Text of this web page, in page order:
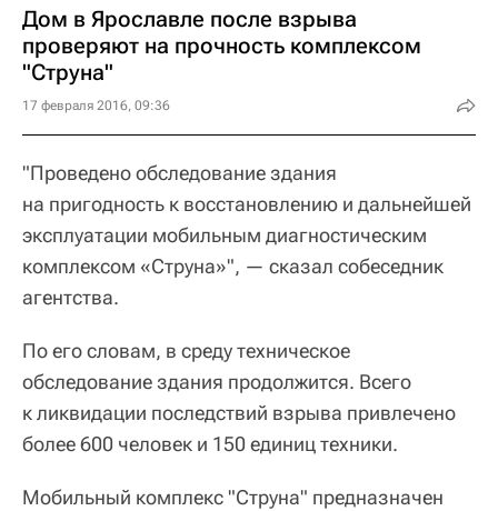
Дом в Ярославле после взрыва
проверяют на прочность комплексом
"Струна"
17 февраля 2016, 09:36
"Проведено обследование здания
на пригодность к восстановлению и дальнейшей
эксплуатации мобильным диагностическим
комплексом «Струна»", — сказал собеседник
агентства.
По его словам, в среду техническое
обследование здания продолжится. Всего
к ликвидации последствий взрыва привлечено
более 600 человек и 150 единиц техники.
Мобильный комплекс "Струна" предназначен